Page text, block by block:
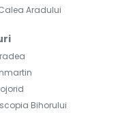
Aradului
Bihorului